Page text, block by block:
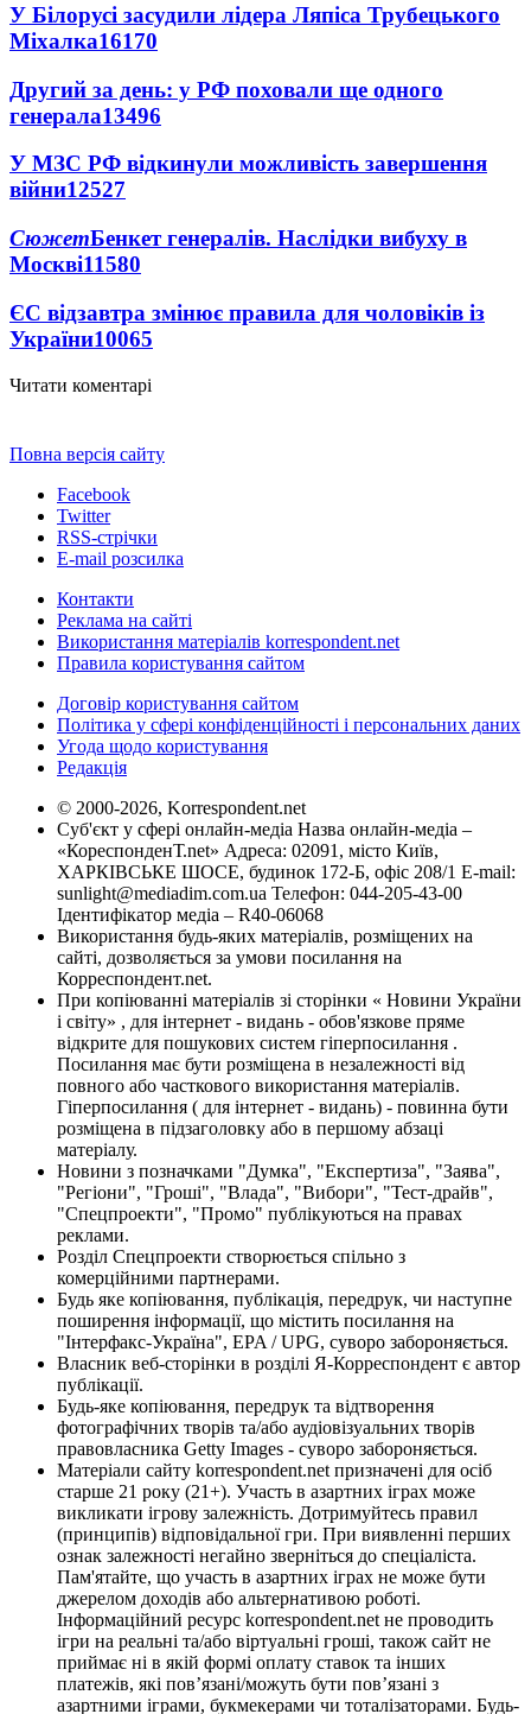
У Білорусі засудили лідера Ляпіса Трубецького
Міхалка16170
Другий за день: у РФ поховали ще одного
генерала13496
У МЗС РФ відкинули можливість завершення
війни12527
СюжетБенкет генералів. Наслідки вибуху в
Москві11580
ЄС відзавтра змінює правила для чоловіків із
України10065
Читати коментарі
Повна версія сайту
Facebook
Twitter
RSS-стрічки
E-mail розсилка
Контакти
Реклама на сайті
Використання матеріалів korrespondent.net
Правила користування сайтом
Договір користування сайтом
Політика у сфері конфіденційності і персональних даних
Угода щодо користування
Редакція
© 2000-2026, Korrespondent.net
Суб'єкт у сфері онлайн-медіа Назва онлайн-медіа –
«КореспонденТ.net» Адреса: 02091, місто Київ,
ХАРКІВСЬКЕ ШОСЕ, будинок 172-Б, офіс 208/1 E-mail:
sunlight@mediadim.com.ua Телефон: 044-205-43-00
Ідентифікатор медіа – R40-06068
Використання будь-яких матеріалів, розміщених на
сайті, дозволяється за умови посилання на
Корреспондент.net.
При копіюванні матеріалів зі сторінки « Новини України
і світу» , для інтернет - видань - обов'язкове пряме
відкрите для пошукових систем гіперпосилання .
Посилання має бути розміщена в незалежності від
повного або часткового використання матеріалів.
Гіперпосилання ( для інтернет - видань) - повинна бути
розміщена в підзаголовку або в першому абзаці
матеріалу.
Новини з позначками "Думка", "Експертиза", "Заява",
"Регіони", "Гроші", "Влада", "Вибори", "Тест-драйв",
"Спецпроекти", "Промо" публікуються на правах
реклами.
Розділ Спецпроекти створюється спільно з
комерційними партнерами.
Будь яке копіювання, публікація, передрук, чи наступне
поширення інформації, що містить посилання на
"Інтерфакс-Україна", EPA / UPG, суворо забороняється.
Власник веб-сторінки в розділі Я-Корреспондент є автор
публікації.
Будь-яке копіювання, передрук та відтворення
фотографічних творів та/або аудіовізуальних творів
правовласника Getty Images - суворо забороняється.
Матеріали сайту korrespondent.net призначені для осіб
старше 21 року (21+). Участь в азартних іграх може
викликати ігрову залежність. Дотримуйтесь правил
(принципів) відповідальної гри. При виявленні перших
ознак залежності негайно зверніться до спеціаліста.
Пам'ятайте, що участь в азартних іграх не може бути
джерелом доходів або альтернативою роботі.
Інформаційний ресурс korrespondent.net не проводить
ігри на реальні та/або віртуальні гроші, також сайт не
приймає ні в якій формі оплату ставок та інших
платежів, які пов’язані/можуть бути пов’язані з
азартними іграми, букмекерами чи тоталізаторами. Будь-